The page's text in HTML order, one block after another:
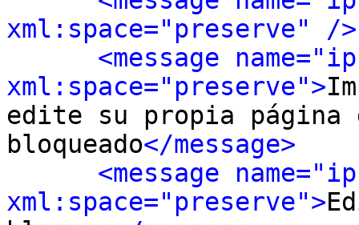
xml:space="preserve" />
<message
xml:space="preserve">
edite su propia página
bloqueado</message>
<message
xml:space="preserve">